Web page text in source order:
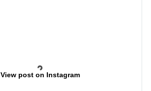
View post on Instagram